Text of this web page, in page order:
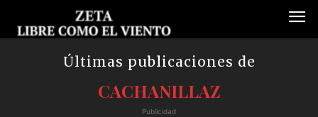
Últimas publicaciones de
CACHANILLAZ
Publicidad